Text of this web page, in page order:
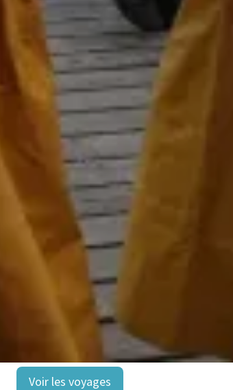
Voir les voyages